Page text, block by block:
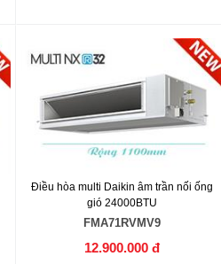
Điều hòa multi Daikin âm trần nối ống
gió 24000BTU
FMA71RVMV9
12.900.000 đ